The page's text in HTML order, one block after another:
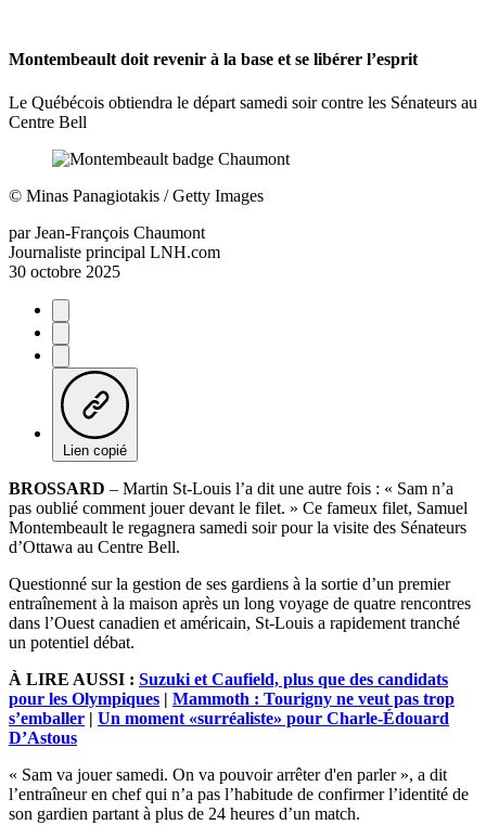
Montembeault doit revenir à la base et se libérer l’esprit
Le Québécois obtiendra le départ samedi soir contre les Sénateurs au
Centre Bell
© Minas Panagiotakis / Getty Images
par Jean-François Chaumont
Journaliste principal LNH.com
30 octobre 2025
Lien copié
BROSSARD – Martin St-Louis l’a dit une autre fois : « Sam n’a
pas oublié comment jouer devant le filet. » Ce fameux filet, Samuel
Montembeault le regagnera samedi soir pour la visite des Sénateurs
d’Ottawa au Centre Bell.
Questionné sur la gestion de ses gardiens à la sortie d’un premier
entraînement à la maison après un long voyage de quatre rencontres
dans l’Ouest canadien et américain, St-Louis a rapidement tranché
un potentiel débat.
À LIRE AUSSI : Suzuki et Caufield, plus que des candidats
pour les Olympiques | Mammoth : Tourigny ne veut pas trop
s’emballer | Un moment «surréaliste» pour Charle-Édouard
D’Astous
« Sam va jouer samedi. On va pouvoir arrêter d'en parler », a dit
l’entraîneur en chef qui n’a pas l’habitude de confirmer l’identité de
son gardien partant à plus de 24 heures d’un match.